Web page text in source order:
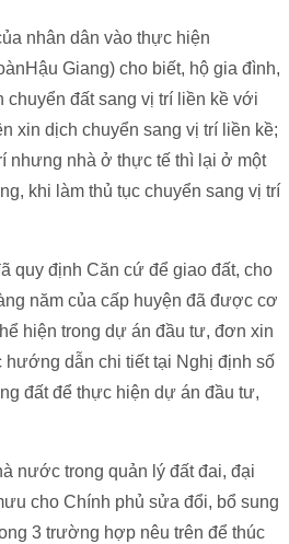
nhân dân vào thực hiện
Giang) cho biết, hộ gia đình,
đất sang vị trí liền kề với
xin dịch chuyển sang vị trí liền kề;
nhưng nhà ở thực tế thì lại ở một
khi làm thủ tục chuyển sang vị trí
quy định Căn cứ để giao đất, cho
năm của cấp huyện đã được cơ
hiện trong dự án đầu tư, đơn xin
dẫn chi tiết tại Nghị định số
đất để thực hiện dự án đầu tư,
nước trong quản lý đất đai, đại
cho Chính phủ sửa đổi, bổ sung
3 trường hợp nêu trên để thúc